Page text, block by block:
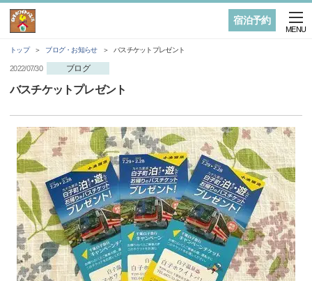
宿泊予約
MENU
トップ ブログ・お知らせ バスチケットプレゼント
2022/07/30 ブログ
バスチケットプレゼント